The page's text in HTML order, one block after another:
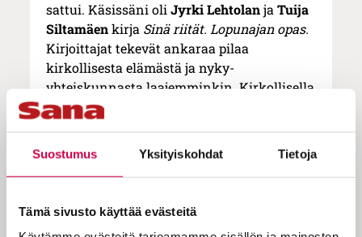
Suostumus Yksityiskohdat Tietoja
Tämä sivusto käyttää evästeitä
sattui. Käsissäni oliJyrki LehtolanjaTuija
Siltamäenkirja Sinä riität. Lopunajan opas.
Kirjoittajat tekevät ankaraa pilaa
kirkollisesta elämästä ja nyky-
yhteiskunnasta laajemminkin. Kirkollisella
satiirilla on toki pitkät juuret.
Pantagruelin seikkailut ja Hämäräin
naurattavat vuosisatojen
muuttunut, satiirin kärjen murtokohta on
pysynyt samana.